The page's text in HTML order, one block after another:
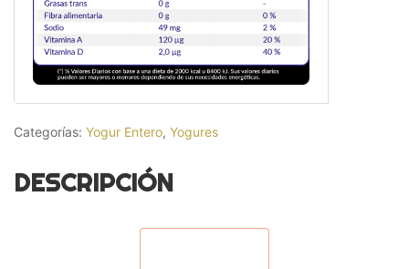
Categorías: Yogur Entero, Yogures
DESCRIPCIÓN